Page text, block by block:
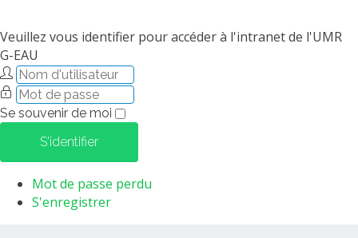
Veuillez vous identifier pour accéder à l'intranet de l'UMR
G-EAU
Se souvenir de moi
S'identifier
Mot de passe perdu
S'enregistrer